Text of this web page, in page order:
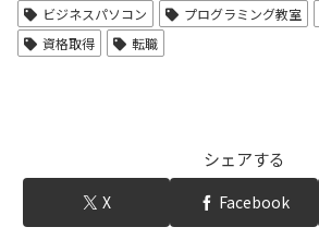
ビジネスパソコン
プログラミング教室
資格取得
転職
シェアする
X Facebook